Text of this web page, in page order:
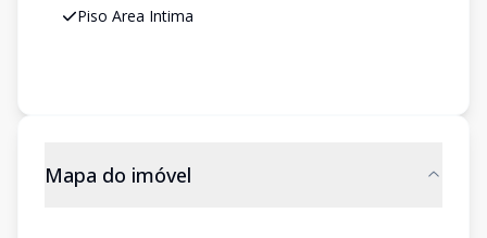
Piso Area Intima
Mapa do imóvel